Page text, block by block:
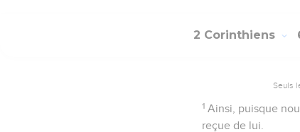
2 Corinthiens
Seuls
1 Ainsi, puisque
reçue de lui.